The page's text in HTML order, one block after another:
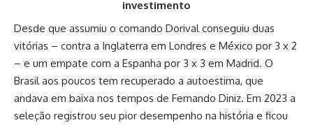
investimento
Desde que assumiu o comando Dorival conseguiu duas
vitórias – contra a Inglaterra em Londres e México por 3 x 2
– e um empate com a Espanha por 3 x 3 em Madrid. O
Brasil aos poucos tem recuperado a autoestima, que
andava em baixa nos tempos de Fernando Diniz. Em 2023 a
seleção registrou seu pior desempenho na história e ficou